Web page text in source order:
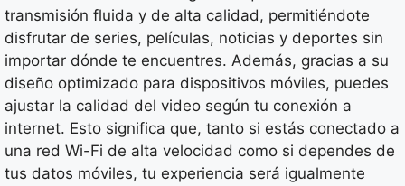
transmisión fluida y de alta calidad, permitiéndote
disfrutar de series, películas, noticias y deportes sin
importar dónde te encuentres. Además, gracias a su
diseño optimizado para dispositivos móviles, puedes
ajustar la calidad del video según tu conexión a
internet. Esto significa que, tanto si estás conectado a
una red Wi-Fi de alta velocidad como si dependes de
tus datos móviles, tu experiencia será igualmente